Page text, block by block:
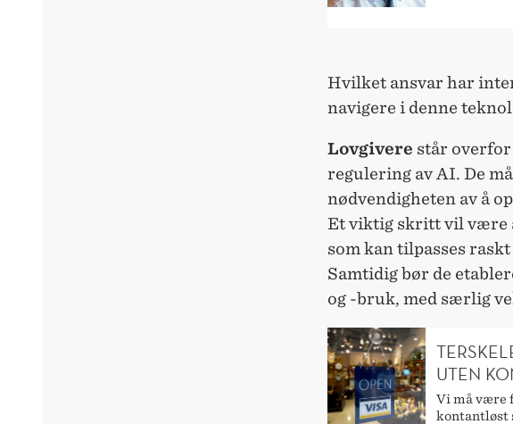
Hvilket ansvar har
navigere i denne
Lovgivere står overfor
regulering av AI. De
nødvendigheten av å
Et viktig skritt vil være
som kan tilpasses
Samtidig bør de
og -bruk, med særlig
UTEN
Vi må være
kontantløst